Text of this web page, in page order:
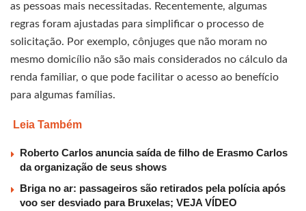
as pessoas mais necessitadas. Recentemente, algumas
regras foram ajustadas para simplificar o processo de
solicitação. Por exemplo, cônjuges que não moram no
mesmo domicílio não são mais considerados no cálculo da
renda familiar, o que pode facilitar o acesso ao benefício
para algumas famílias.
Leia Também
Roberto Carlos anuncia saída de filho de Erasmo Carlos
da organização de seus shows
Briga no ar: passageiros são retirados pela polícia após
voo ser desviado para Bruxelas; VEJA VÍDEO